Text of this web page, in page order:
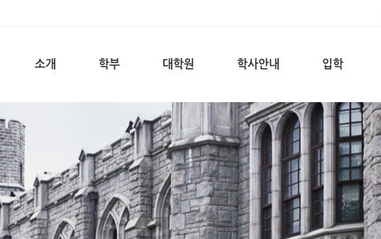
소개 학부 대학원 학사안내 입학